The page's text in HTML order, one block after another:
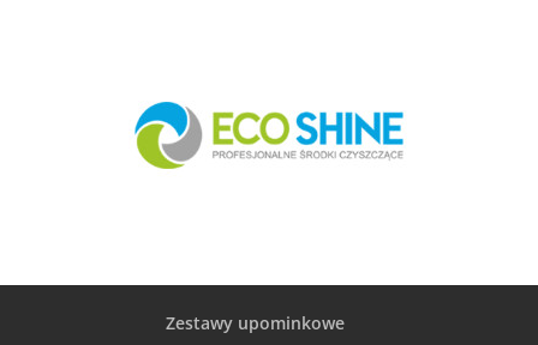
Zestawy upominkowe